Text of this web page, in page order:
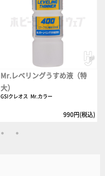
Mr.レベリングうすめ液（特
大）
GSIクレオス Mr.カラー
990円(税込)